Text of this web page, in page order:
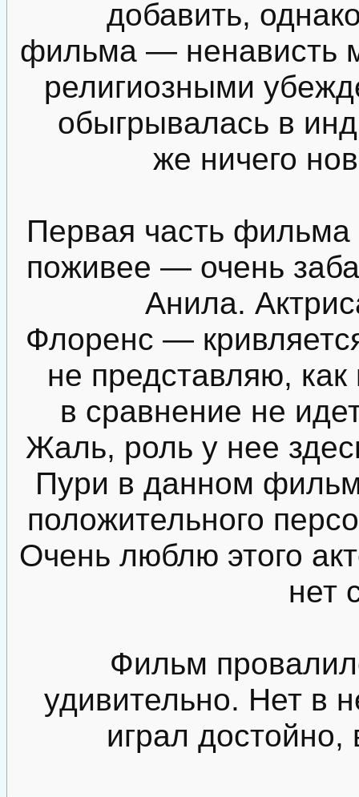
добавить,
фильма — ненависть
религиозными
обыгрывалась в
же ничего
Первая часть фильма
поживее — очень
Анила.
Флоренс —
не представляю,
в сравнение не
Жаль, роль у нее
Пури в данном
положительного
Очень люблю этого
нет
Фильм
удивительно. Нет в
играл достойно,